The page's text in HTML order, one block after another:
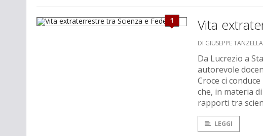
1 Vita
DI GIUSEPPE
Da Lucrezio a
autorevole
Croce ci
che, in materia
rapporti tra
LEGGI